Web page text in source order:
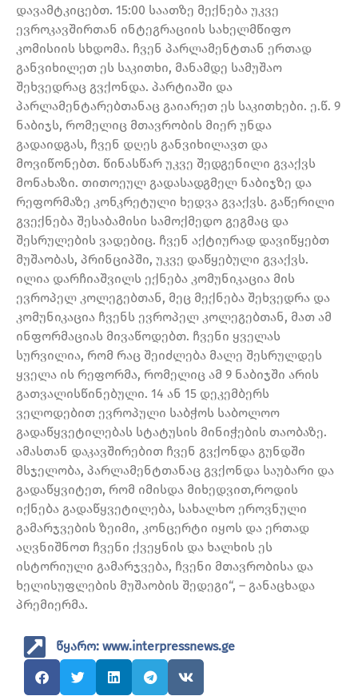
დავამტკიცებთ. 15:00 საათზე მექნება უკვე
ევროკავშირთან ინტეგრაციის სახელმწიფო
კომისიის სხდომა. ჩვენ პარლამენტთან ერთად
განვიხილეთ ეს საკითხი, მანამდე სამუშაო
შეხვედრაც გვქონდა. პარტიაში და
პარლამენტარებთანაც გაიარეთ ეს საკითხები. ე.წ. 9
ნაბიჯს, რომელიც მთავრობის მიერ უნდა
გადაიდგას, ჩვენ დღეს განვიხილავთ და
მოვიწონებთ. წინასწარ უკვე შედგენილი გვაქვს
მონახაზი. თითოეულ გადასადგმელ ნაბიჯზე და
რეფორმაზე კონკრეტული ხედვა გვაქვს. გაწერილი
გვექნება შესაბამისი სამოქმედო გეგმაც და
შესრულების ვადებიც. ჩვენ აქტიურად დავიწყებთ
მუშაობას, პრინციპში, უკვე დაწყებული გვაქვს.
ილია დარჩიაშვილს ექნება კომუნიკაცია მის
ევროპელ კოლეგებთან, მეც მექნება შეხვედრა და
კომუნიკაცია ჩვენს ევროპელ კოლეგებთან, მათ ამ
ინფორმაციას მივაწოდებთ. ჩვენი ყველას
სურვილია, რომ რაც შეიძლება მალე შესრულდეს
ყველა ის რეფორმა, რომელიც ამ 9 ნაბიჯში არის
გათვალისწინებული. 14 ან 15 დეკემბერს
ველოდებით ევროპული საბჭოს საბოლოო
გადაწყვეტილებას სტატუსის მინიჭების თაობაზე.
ამასთან დაკავშირებით ჩვენ გვქონდა გუნდში
მსჯელობა, პარლამენტთანაც გვქონდა საუბარი და
გადაწყვიტეთ, რომ იმისდა მიხედვით,როდის
იქნება გადაწყვეტილება, სახალხო ეროვნული
გამარჯვების ზეიმი, კონცერტი იყოს და ერთად
აღვნიშნოთ ჩვენი ქვეყნის და ხალხის ეს
ისტორიული გამარჯვება, ჩვენი მთავრობისა და
ხელისუფლების მუშაობის შედეგი“, – განაცხადა
პრემიერმა.
წყარო: www.interpressnews.ge